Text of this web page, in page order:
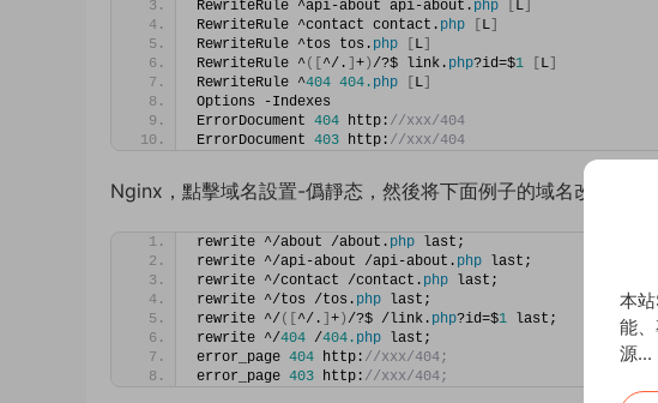
RewriteRule ^api-about api-about. php L
RewriteRule ^contact contact. php L
RewriteRule ^tos tos. php L
RewriteRule ^([ ^/. + ) /?$ link. php?id=$1 L
RewriteRule ^404 404. php L
Options -Indexes
ErrorDocument 404 http: //xxx/404
ErrorDocument 403 http: //xxx/404
Nginx，點擊域名設置-僞靜态，然後将下面例子的域名改成自己
rewrite ^/about /about. php last;
rewrite ^/api-about /api-about. php last;
rewrite ^/contact /contact. php last;
rewrite ^/tos /tos. php last;
rewrite ^/ ([ ^/. + ) /?$ /link. php?id=$1 last;
rewrite ^/404 /404. php last;
error_page 404 http: //xxx/404;
error_page 403 http: //xxx/404;
本
能
源...